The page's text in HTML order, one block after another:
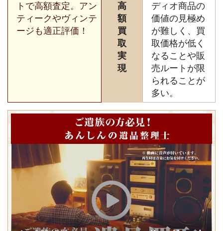
トで高額査定。アン
ティークやヴィンテ
ージも適正評価！
高
額
買
取
実
現
ディオ商品の
価値の見極め
が難しく、買
取価格が低く
なることや販
売ルートが限
られることが
多い。